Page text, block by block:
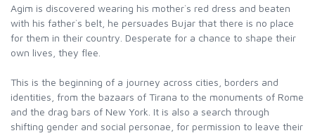
Agim is discovered wearing his mother`s red dress and beaten
with his father`s belt, he persuades Bujar that there is no place
for them in their country. Desperate for a chance to shape their
own lives, they flee.
This is the beginning of a journey across cities, borders and
identities, from the bazaars of Tirana to the monuments of Rome
and the drag bars of New York. It is also a search through
shifting gender and social personae, for permission to leave their